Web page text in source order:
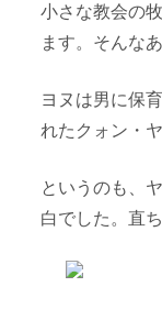
小さな教会の
ます。そんな
ヨヌは男に保
れたクォン・
というのも、
白でした。直